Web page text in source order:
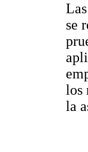
se
los
la